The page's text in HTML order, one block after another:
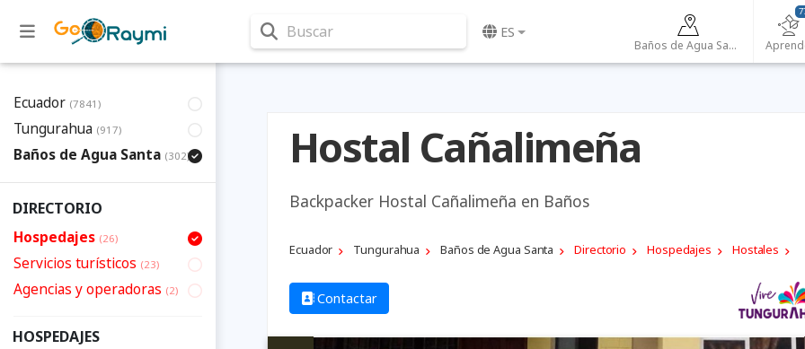
Buscar ES
Baños de Agua Santa
Ecuador (7841)
Tungurahua (917)
Baños de Agua Santa (302)
DIRECTORIO
Hospedajes (26)
Servicios turísticos (23)
Agencias y operadoras (2)
HOSPEDAJES
Hostal Cañalimeña
Backpacker Hostal Cañalimeña en Baños
Ecuador Tungurahua Baños de Agua Santa Directorio Hospedajes Hostales
Contactar